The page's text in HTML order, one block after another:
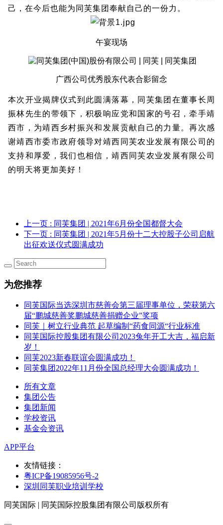
己，在今后也能为同芙集团奉献自己的一份力。
午宴现场
广西公司优秀股东代表合影留念
本次开业揭牌仪式到此圆满落幕，同芙集团在董事长周
振林先生的带领下，积极响应党和国家的号召，牵手靖
西市，为靖西乡村振兴和发展贡献自己的力量。再次感
谢靖西市委市政府领导对靖西同芙农业发展有限公司的
支持和厚爱，我们也相信，靖西同芙农业发展有限公司
的明天将更加美好！
上一页 : 同芙集团 | 2021年6月份全国都督大会
下一页 : 同芙集团 | 2021年5月份十二大控股子公司启航
出征欢送仪式圆满成功
为您推荐
同芙国际当选深圳市慈善会第三届理事单位，荣获第六
届“鹏城慈善奖鹏城慈善捐赠企业”奖项
同芙｜树立行业典范 起草编制“药食同源“行业标准
同芙国际控股集团有限公司2023兔年开工大吉，福启新
岁！
同芙2023新春联谊会圆满成功！
同芙集团2022年11月份全国总经理大会圆满成功！
所有文章
集团公告
集团新闻
学校资讯
基金会资讯
APP平台
友情链接：
粤ICP备19085956号-2
深圳同芙职业培训学校
同芙国际 | 同芙国际控股集团有限公司版权所有